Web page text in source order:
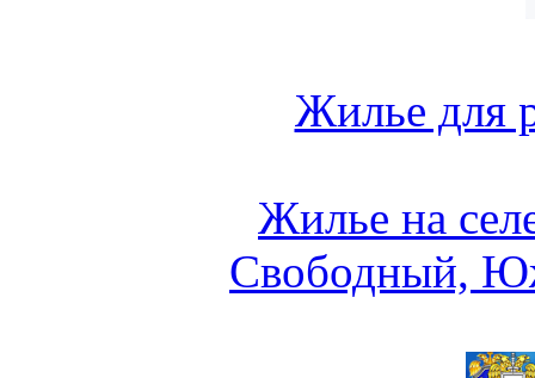
Жилье для
Жилье на
Свободный,